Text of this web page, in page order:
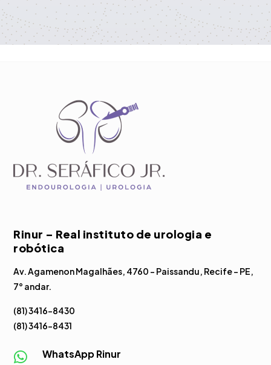
Rinur – Real instituto de urologia e
robótica
Av. Agamenon Magalhães, 4760 – Paissandu, Recife – PE,
7° andar.
(81) 3416-8430
(81) 3416-8431
 WhatsApp Rinur